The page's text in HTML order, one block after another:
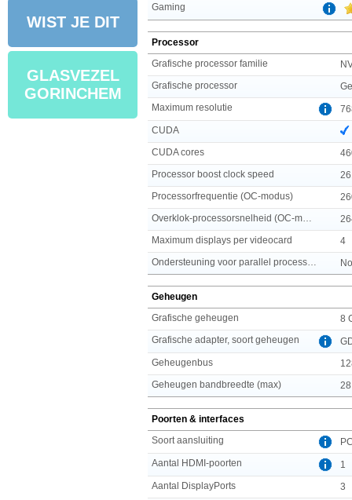
WIST JE DIT
GLASVEZEL
GORINCHEM
Gaming
Processor
Grafische processor familie
Grafische processor
Maximum resolutie
CUDA
CUDA cores
Processor boost clock speed
Processorfrequentie (OC-modus)
Maximum displays per videocard
4
Geheugen
Grafische geheugen
8
Grafische adapter, soort geheugen
Geheugenbus
Geheugen bandbreedte (max)
Poorten & interfaces
Soort aansluiting
Aantal HDMI-poorten
1
Aantal DisplayPorts
3